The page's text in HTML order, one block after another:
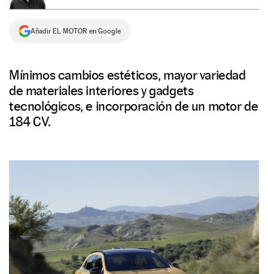
Añadir EL MOTOR en Google
Mínimos cambios estéticos, mayor variedad
de materiales interiores y gadgets
tecnológicos, e incorporación de un motor de
184 CV.